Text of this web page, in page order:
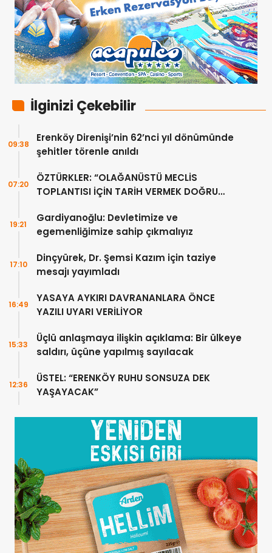
İlginizi Çekebilir
Erenköy Direnişi’nin 62’nci yıl dönümünde
şehitler törenle anıldı
09:38
ÖZTÜRKLER: “OLAĞANÜSTÜ MECLİS
TOPLANTISI İÇİN TARİH VERMEK DOĞRU
07:20
Gardiyanoğlu: Devletimize ve
egemenliğimize sahip çıkmalıyız
19:21
Dinçyürek, Dr. Şemsi Kazım için taziye
mesajı yayımladı
17:10
YASAYA AYKIRI DAVRANANLARA ÖNCE
YAZILI UYARI VERİLİYOR
16:49
Üçlü anlaşmaya ilişkin açıklama: Bir ülkeye
saldırı, üçüne yapılmış sayılacak
15:33
ÜSTEL: “ERENKÖY RUHU SONSUZA DEK
YAŞAYACAK”
12:36